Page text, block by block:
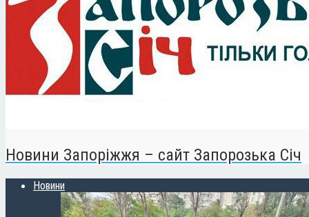
Новини Запоріжжя – сайт Запорозька Січ
Новини